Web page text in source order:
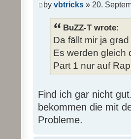
by vbtricks » 20.
BuZZ-T wrote:
Da fällt mir ja
Es werden gleich
Part 1 nur auf
Find ich gar nicht
bekommen die mit
Probleme.